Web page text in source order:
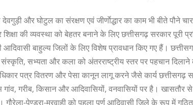
और घोटुल का संरक्षण एवं जीर्णाेद्धार का काम भी बीते पौने
की व्यवस्था को बेहतर बनाने के लिए छत्तीसगढ़ सरकार पूरी
बाहुल्य जिलों के लिए विशेष प्रावधान किए गए हैं।
सभ्यता और कला को अंतरराष्ट्रीय स्तर पर पहचान दिलाने
पत्र वितरण और पेसा कानून लागू करने जैसे कार्य छत्तीसगढ़
गरीब, किसान और आदिवासियों, वनवासियों पर है। खासतौर
पेण्ड्रा-मरवाही को पहला पूर्ण आदिवासी जिले के रूप में